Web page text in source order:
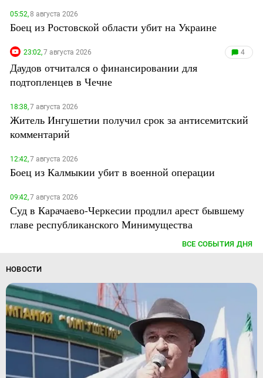
05:52,8 августа 2026
Боец из Ростовской области убит на Украине
23:02,7 августа 2026 4
Даудов отчитался о финансировании для
подтопленцев в Чечне
18:38,7 августа 2026
Житель Ингушетии получил срок за антисемитский
комментарий
12:42,7 августа 2026
Боец из Калмыкии убит в военной операции
09:42,7 августа 2026
Суд в Карачаево-Черкесии продлил арест бывшему
главе республиканского Минимущества
ВСЕ СОБЫТИЯ ДНЯ
НОВОСТИ